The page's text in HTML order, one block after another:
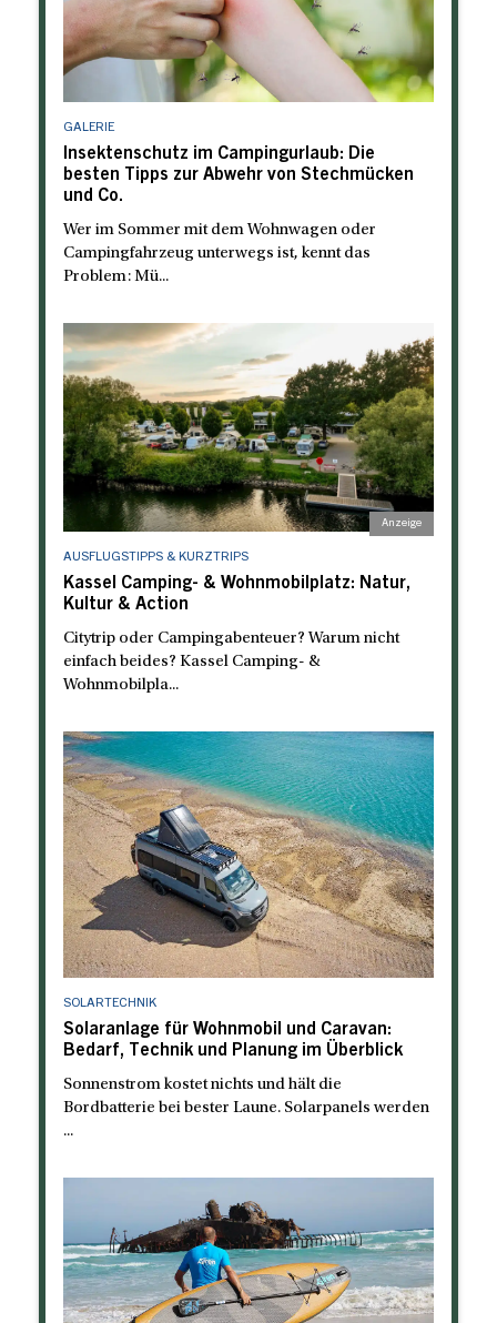
GALERIE
Insektenschutz im Campingurlaub: Die
besten Tipps zur Abwehr von Stechmücken
und Co.
Wer im Sommer mit dem Wohnwagen oder
Campingfahrzeug unterwegs ist, kennt das
Problem: Mü...
AUSFLUGSTIPPS & KURZTRIPS
Kassel Camping- & Wohnmobilplatz: Natur,
Kultur & Action
Citytrip oder Campingabenteuer? Warum nicht
einfach beides? Kassel Camping- &
Wohnmobilpla...
SOLARTECHNIK
Solaranlage für Wohnmobil und Caravan:
Bedarf, Technik und Planung im Überblick
Sonnenstrom kostet nichts und hält die
Bordbatterie bei bester Laune. Solarpanels werden
...